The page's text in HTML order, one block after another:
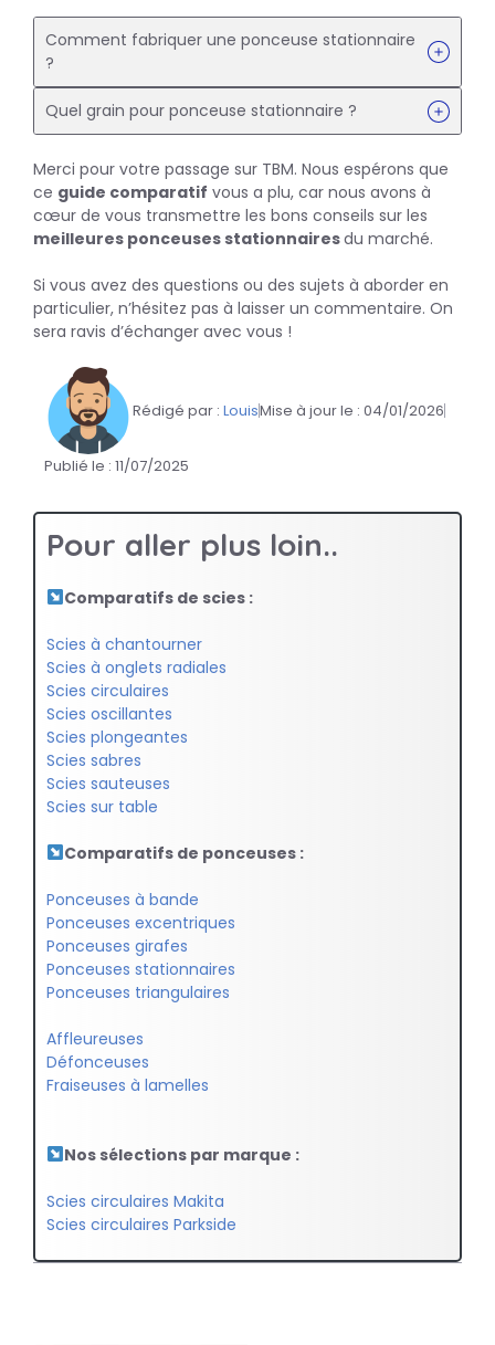
Comment fabriquer une ponceuse stationnaire
?
Quel grain pour ponceuse stationnaire ?
Merci pour votre passage sur TBM. Nous espérons que
ce guide comparatif vous a plu, car nous avons à
cœur de vous transmettre les bons conseils sur les
meilleures ponceuses stationnairesdu marché.
Si vous avez des questions ou des sujets à aborder en
particulier, n’hésitez pas à laisser un commentaire. On
sera ravis d’échanger avec vous !
Rédigé par : LouisMise à jour le : 04/01/2026
Publié le : 11/07/2025
Pour aller plus loin..
Comparatifs de scies :
Scies à chantourner
Scies à onglets radiales
Scies circulaires
Scies oscillantes
Scies plongeantes
Scies sabres
Scies sauteuses
Scies sur table
Comparatifs de ponceuses :
Ponceuses à bande
Ponceuses excentriques
Ponceuses girafes
Ponceuses stationnaires
Ponceuses triangulaires
Affleureuses
Défonceuses
Fraiseuses à lamelles
Nos sélections par marque :
Scies circulaires Makita
Scies circulaires Parkside